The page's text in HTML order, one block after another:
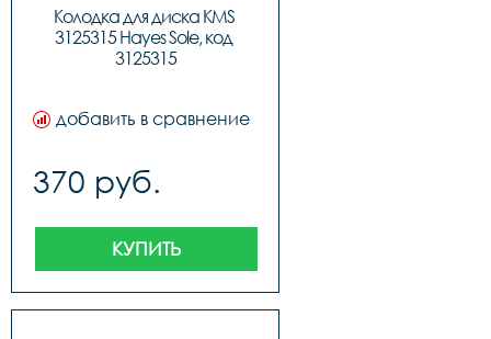
Колодка для диска KMS
3125315 Hayes Sole, код
3125315
добавить в сравнение
370 руб.
КУПИТЬ